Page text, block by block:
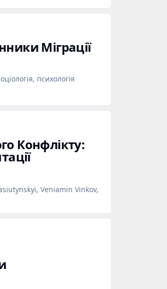
Міграції
психологія
Конфлікту:
Veniamin Vinkov,